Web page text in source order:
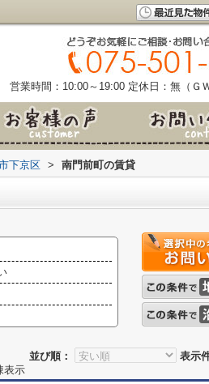
営業時間：10:00～19:00 定休日：無（Ｇ
下京区 > 南門前町の賃貸
並び順：
表示
表示